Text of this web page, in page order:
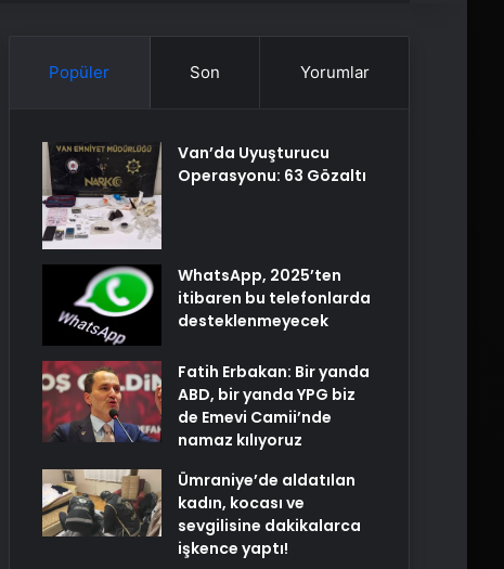
Popüler Son Yorumlar
Van’da Uyuşturucu
Operasyonu: 63 Gözaltı
WhatsApp, 2025’ten
itibaren bu telefonlarda
desteklenmeyecek
Fatih Erbakan: Bir yanda
ABD, bir yanda YPG biz
de Emevi Camii’nde
namaz kılıyoruz
Ümraniye’de aldatılan
kadın, kocası ve
sevgilisine dakikalarca
işkence yaptı!